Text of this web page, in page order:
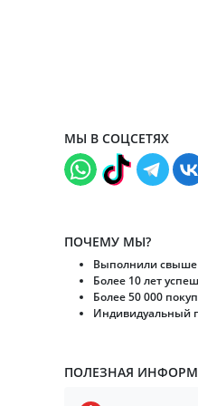
МЫ В СОЦСЕТЯХ
ПОЧЕМУ МЫ?
Выполнили свыше
Более 10 лет
Более 50 000
Индивидуальный
ПОЛЕЗНАЯ